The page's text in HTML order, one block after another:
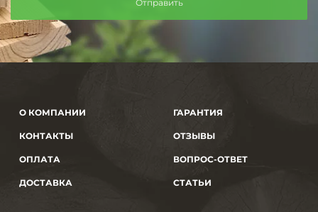
О КОМПАНИИ
КОНТАКТЫ
ОПЛАТА
ДОСТАВКА
ГАРАНТИЯ
ОТЗЫВЫ
ВОПРОС-ОТВЕТ
СТАТЬИ